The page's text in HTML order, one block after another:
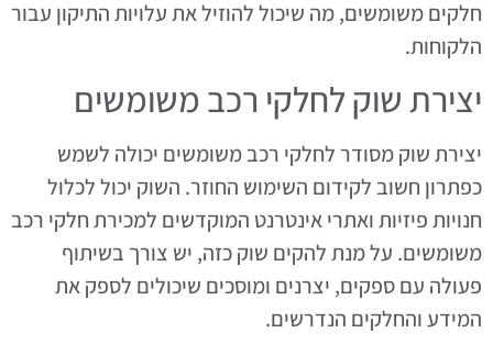
חלקים משומשים, מה שיכול להוזיל את עלויות התיקון עבור
הלקוחות.
יצירת שוק לחלקי רכב משומשים
יצירת שוק מסודר לחלקי רכב משומשים יכולה לשמש
כפתרון חשוב לקידום השימוש החוזר. השוק יכול לכלול
חנויות פיזיות ואתרי אינטרנט המוקדשים למכירת חלקי רכב
משומשים. על מנת להקים שוק כזה, יש צורך בשיתוף
פעולה עם ספקים, יצרנים ומוסכים שיכולים לספק את
המידע והחלקים הנדרשים.